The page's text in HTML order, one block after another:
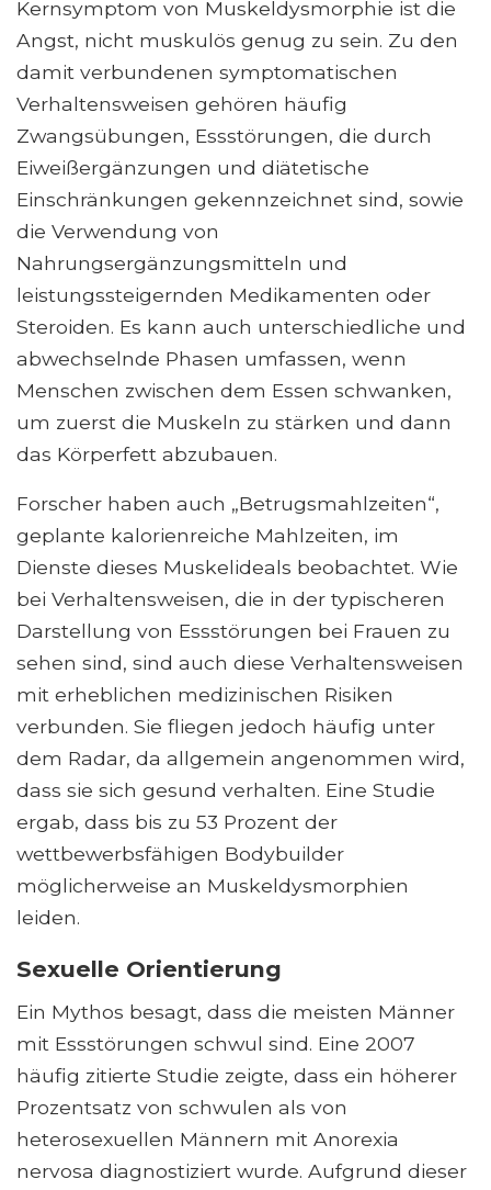
Kernsymptom von Muskeldysmorphie ist die
Angst, nicht muskulös genug zu sein. Zu den
damit verbundenen symptomatischen
Verhaltensweisen gehören häufig
Zwangsübungen, Essstörungen, die durch
Eiweißergänzungen und diätetische
Einschränkungen gekennzeichnet sind, sowie
die Verwendung von
Nahrungsergänzungsmitteln und
leistungssteigernden Medikamenten oder
Steroiden. Es kann auch unterschiedliche und
abwechselnde Phasen umfassen, wenn
Menschen zwischen dem Essen schwanken,
um zuerst die Muskeln zu stärken und dann
das Körperfett abzubauen.
Forscher haben auch „Betrugsmahlzeiten“,
geplante kalorienreiche Mahlzeiten, im
Dienste dieses Muskelideals beobachtet. Wie
bei Verhaltensweisen, die in der typischeren
Darstellung von Essstörungen bei Frauen zu
sehen sind, sind auch diese Verhaltensweisen
mit erheblichen medizinischen Risiken
verbunden. Sie fliegen jedoch häufig unter
dem Radar, da allgemein angenommen wird,
dass sie sich gesund verhalten. Eine Studie
ergab, dass bis zu 53 Prozent der
wettbewerbsfähigen Bodybuilder
möglicherweise an Muskeldysmorphien
leiden.
Sexuelle Orientierung
Ein Mythos besagt, dass die meisten Männer
mit Essstörungen schwul sind. Eine 2007
häufig zitierte Studie zeigte, dass ein höherer
Prozentsatz von schwulen als von
heterosexuellen Männern mit Anorexia
nervosa diagnostiziert wurde. Aufgrund dieser